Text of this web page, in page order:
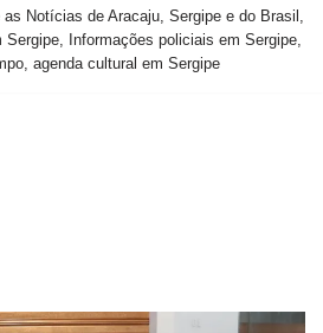
as Notícias de Aracaju, Sergipe e do Brasil,
Sergipe, Informações policiais em Sergipe,
agenda cultural em Sergipe